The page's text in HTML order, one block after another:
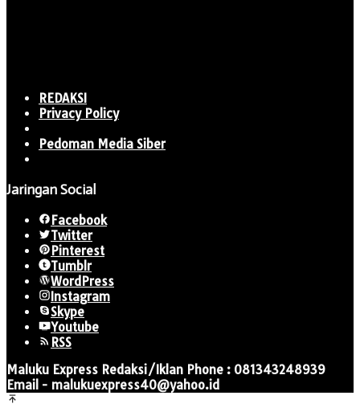
REDAKSI
Privacy Policy
Pedoman Media Siber
Jaringan Social
Facebook
Twitter
Pinterest
Tumblr
WordPress
Instagram
Skype
Youtube
RSS
Maluku Express Redaksi/Iklan Phone : 081343248939
Email - malukuexpress40@yahoo.id